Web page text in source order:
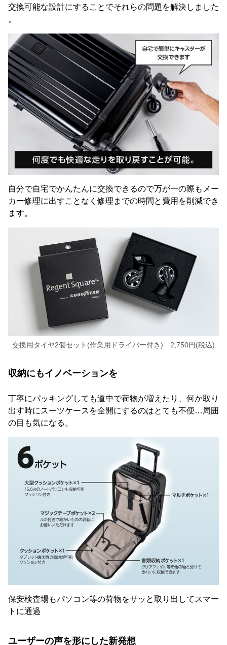
交換可能な設計にすることでそれらの問題を解決しました
。
自分で自宅でかんたんに交換できるので万が一の際もメー
カー修理に出すことなく修理までの時間と費用を削減でき
ます。
交換用タイヤ2個セット(作業用ドライバー付き) 2,750円(税込)
収納にもイノベーションを
丁寧にパッキングしても道中で荷物が増えたり、何か取り
出す時にスーツケースを全開にするのはとても不便…周囲
の目も気になる。
保安検査場もパソコン等の荷物をサッと取り出してスマー
トに通過
ユーザーの声を形にした新発想